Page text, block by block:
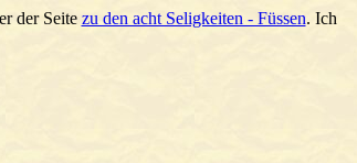
der Seite zu den acht Seligkeiten - Füssen. Ich